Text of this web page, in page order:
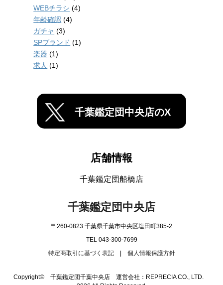
WEBチラシ (4)
年齢確認 (4)
ガチャ (3)
SPブランド (1)
楽器 (1)
求人 (1)
千葉鑑定団中央店のX
店舗情報
千葉鑑定団船橋店
千葉鑑定団中央店
〒260-0823 千葉県千葉市中央区塩田町385-2
TEL 043-300-7699
特定商取引に基づく表記| 個人情報保護方針
Copyright© 千葉鑑定団千葉中央店 運営会社：REPRECIA CO., LTD.